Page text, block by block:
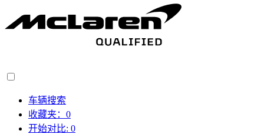
车辆搜索
收藏夹： 0
开始对比: 0